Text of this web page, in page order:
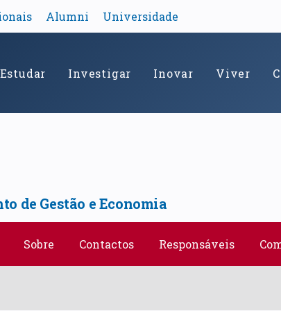
Alumni Universidade
Estudar Investigar Inovar Viver
de Gestão e Economia
Sobre Contactos Responsáveis